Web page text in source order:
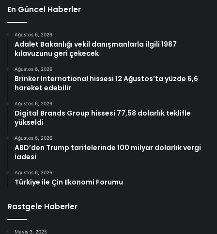
En Güncel Haberler
Ağustos 6, 2026
Adalet Bakanlığı vekil danışmanlarla ilgili 1987
kılavuzunu geri çekecek
Ağustos 6, 2026
Brinker International hissesi 12 Ağustos’ta yüzde 6,6
hareket edebilir
Ağustos 6, 2026
Digital Brands Group hissesi 77,58 dolarlık teklifle
yükseldi
Ağustos 6, 2026
ABD’den Trump tarifelerinde 100 milyar dolarlık vergi
iadesi
Ağustos 6, 2026
Türkiye ile Çin Ekonomi Forumu
Rastgele Haberler
Mayıs 3, 2025